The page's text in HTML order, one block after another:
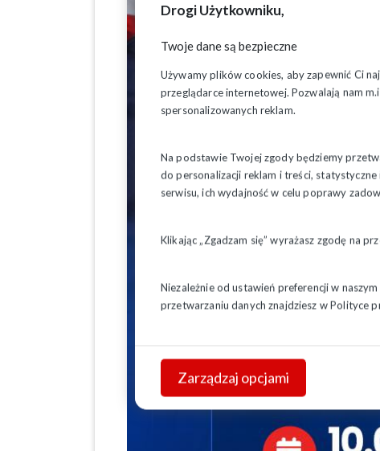
Drogi Użytkowniku,
Twoje dane są bezpieczne
Używamy plików cookies, aby zapewnić Ci
przeglądarce internetowej. Pozwalają nam
spersonalizowanych reklam.
Na podstawie Twojej zgody będziemy
do personalizacji reklam i treści,
serwisu, ich wydajność w celu poprawy
Klikając „Zgadzam się” wyrażasz zgodę na
Niezależnie od ustawień preferencji w
przetwarzaniu danych znajdziesz wPolityce
Zarządzaj opcjami